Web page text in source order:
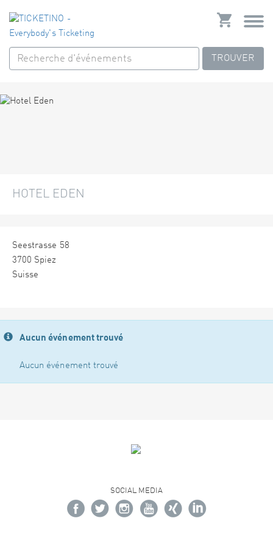
TROUVER
HOTEL EDEN
Seestrasse 58
3700 Spiez
Suisse
Aucun événement trouvé
Aucun événement trouvé
SOCIAL MEDIA